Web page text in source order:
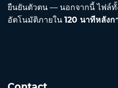
ยืนยันตัวตน — นอกจากนี้ ไฟล์ทั้
อัตโนมัติภายใน 120 นาทีหลังก